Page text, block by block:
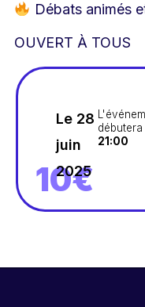
Débats animés
OUVERT À TOUS
10€
Le 28
juin
2025
débutera
21:00